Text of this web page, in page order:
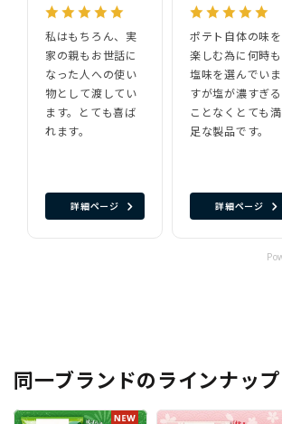
詳細ページ
私はもちろん、実
家の親もお世話に
なった人への使い
物として渡してい
ます。とても喜ば
れます。
詳細ページ
ポテト自体の味を
楽しむ為に何時も
塩味を選んでいま
すが塩が濃すぎる
ことなくとても満
足な製品です。
同一ブランドのラインナップ